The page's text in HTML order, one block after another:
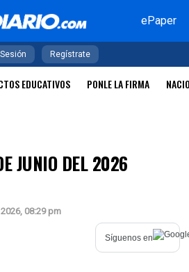
ePaper
Regístrate
EDUCATIVOS PONLE LA FIRMA
JUNIO DEL 2026
08:29 pm
Síguenos en